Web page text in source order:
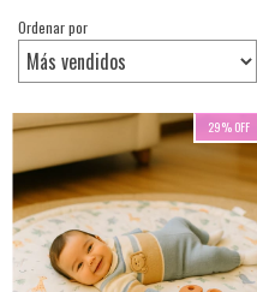
Ordenar por
29% OFF